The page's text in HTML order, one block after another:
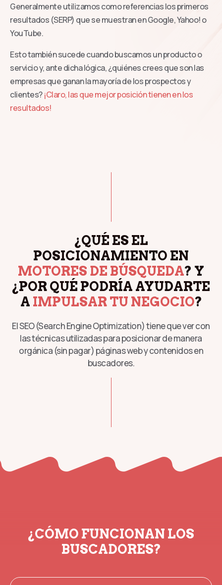
Generalmente utilizamos como referencias los primeros
resultados (SERP) que se muestran en Google, Yahoo! o
YouTube.
Esto también sucede cuando buscamos un producto o
servicio y, ante dicha lógica, ¿quiénes crees que son las
empresas que ganan la mayoría de los prospectos y
clientes?¡Claro, las que mejor posición tienen en los
resultados!
¿QUÉ ES EL
POSICIONAMIENTO EN
MOTORES DE BÚSQUEDA? Y
¿POR QUÉ PODRÍA AYUDARTE
A IMPULSAR TU NEGOCIO?
El SEO (Search Engine Optimization) tiene que ver con
las técnicas utilizadas para posicionar de manera
orgánica (sin pagar) páginas web y contenidos en
buscadores.
¿CÓMO FUNCIONAN LOS
BUSCADORES?